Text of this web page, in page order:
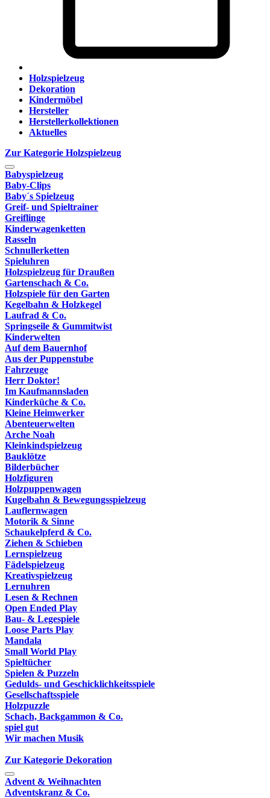
Holzspielzeug
Dekoration
Kindermöbel
Hersteller
Herstellerkollektionen
Aktuelles
Zur Kategorie Holzspielzeug
Babyspielzeug
Baby-Clips
Baby´s Spielzeug
Greif- und Spieltrainer
Greiflinge
Kinderwagenketten
Rasseln
Schnullerketten
Spieluhren
Holzspielzeug für Draußen
Gartenschach & Co.
Holzspiele für den Garten
Kegelbahn & Holzkegel
Laufrad & Co.
Springseile & Gummitwist
Kinderwelten
Auf dem Bauernhof
Aus der Puppenstube
Fahrzeuge
Herr Doktor!
Im Kaufmannsladen
Kinderküche & Co.
Kleine Heimwerker
Abenteuerwelten
Arche Noah
Kleinkindspielzeug
Bauklötze
Bilderbücher
Holzfiguren
Holzpuppenwagen
Kugelbahn & Bewegungsspielzeug
Lauflernwagen
Motorik & Sinne
Schaukelpferd & Co.
Ziehen & Schieben
Lernspielzeug
Fädelspielzeug
Kreativspielzeug
Lernuhren
Lesen & Rechnen
Open Ended Play
Bau- & Legespiele
Loose Parts Play
Mandala
Small World Play
Spieltücher
Spielen & Puzzeln
Gedulds- und Geschicklichkeitsspiele
Gesellschaftsspiele
Holzpuzzle
Schach, Backgammon & Co.
spiel gut
Wir machen Musik
Zur Kategorie Dekoration
Advent & Weihnachten
Adventskranz & Co.